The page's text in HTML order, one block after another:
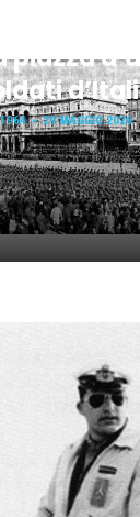
piazza
1964 29 MAGGIO 2026